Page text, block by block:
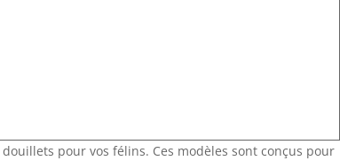
douillets pour vos félins. Ces modèles sont conçus pour